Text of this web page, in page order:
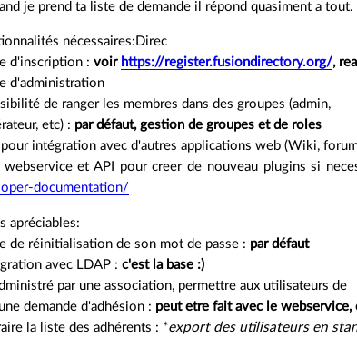
je prend ta liste de demande il répond quasiment a tout.
nécessaires:Direc
d'inscription :voir https://register.fusiondirectory.org/,
d'administration
de ranger les membres dans des groupes (admin,
etc) : par défaut, gestion de groupes et de roles
pour intégration avec d'autres applications web (Wiki,
webservice et API pour creer de nouveau plugins si
documentation/
apréciables:
de réinitialisation de son mot de passe : par défaut
avec LDAP :c'est la base :)
par une association, permettre aux utilisateurs de
demande d'adhésion : peut etre fait avec le
la liste des adhérents : *export des utilisateurs en